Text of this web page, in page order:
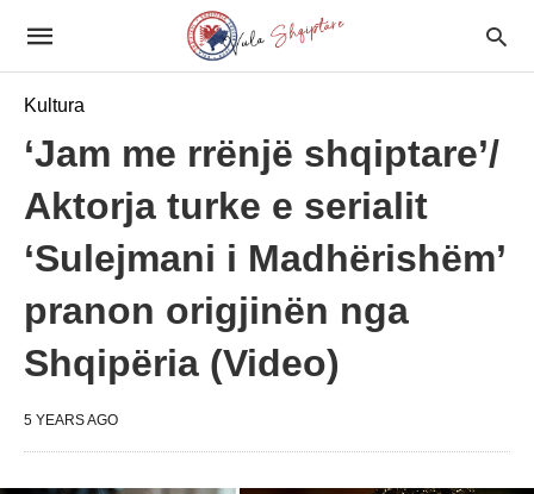
Kultura
‘Jam me rrënjë shqiptare’/
Aktorja turke e serialit
‘Sulejmani i Madhërishëm’
pranon origjinën nga
Shqipëria (Video)
5 YEARS AGO